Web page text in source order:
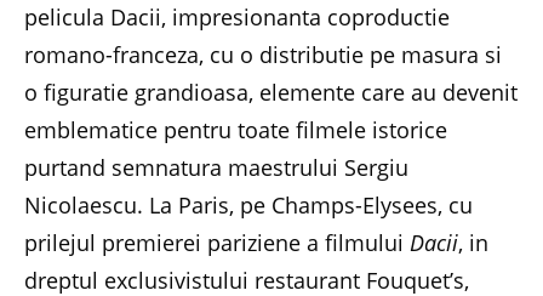
pelicula Dacii, impresionanta coproductie
romano-franceza, cu o distributie pe masura si
o figuratie grandioasa, elemente care au devenit
emblematice pentru toate filmele istorice
purtand semnatura maestrului Sergiu
Nicolaescu. La Paris, pe Champs-Elysees, cu
prilejul premierei pariziene a filmului Dacii, in
dreptul exclusivistului restaurant Fouquet’s,